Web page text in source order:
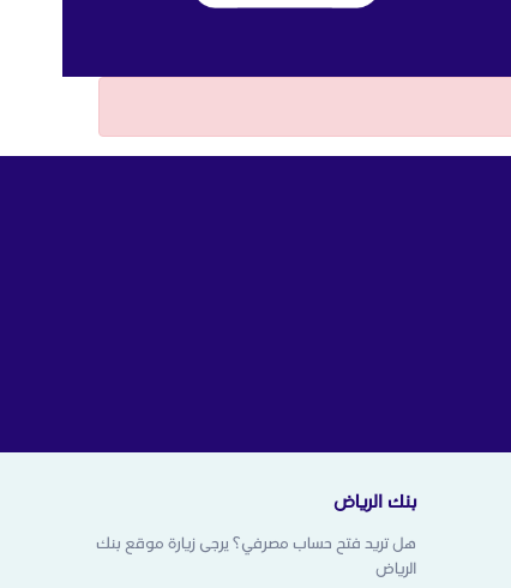
بنك الرياض
هل تريد فتح حساب مصرفي؟ يرجى زيارة موقع بنك
الرياض